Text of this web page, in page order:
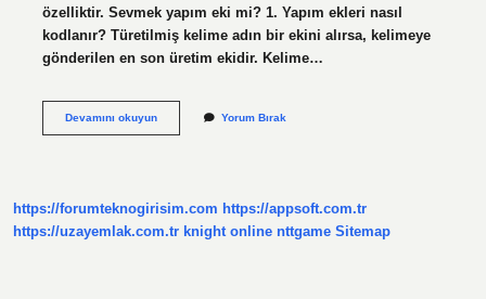
özelliktir. Sevmek yapım eki mi? 1. Yapım ekleri nasıl
kodlanır? Türetilmiş kelime adın bir ekini alırsa, kelimeye
gönderilen en son üretim ekidir. Kelime…
Devamını okuyunYapım
Yorum Bırak
https://forumteknogirisim.com https://appsoft.com.tr
https://uzayemlak.com.tr knight online nttgame Sitemap